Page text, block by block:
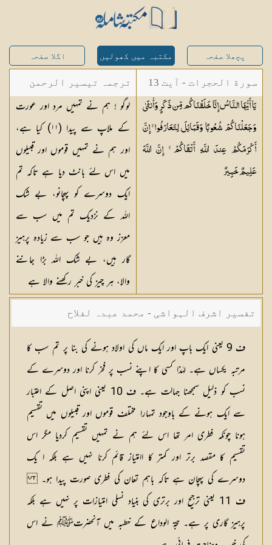
پچھلا صفحہ مکتبہ میں کھولیں اگلا صفحہ
سورة الحجرات - آیت 13
يَا أَيُّهَا النَّاسُ إِنَّا خَلَقْنَاكُم مِّن ذَكَرٍ وَأُنثَىٰ
وَجَعَلْنَاكُمْ شُعُوبًا وَقَبَائِلَ لِتَعَارَفُوا ۚ إِنَّ
أَكْرَمَكُمْ عِندَ اللَّهِ أَتْقَاكُمْ ۚ إِنَّ اللَّهَ
عَلِيمٌخَبِيرٌ
ترجمہ تیسیر الرحمن
لبیان القرآن - محمد
لقمان سلفی
لوگو ! ہم نے تمہیں مرد اور عورت
کے ملاپ سے پیدا (١١) کیا ہے،
اور ہم نے تمہیں قوموں اور قبیلوں
میں اس لئے بانٹ دیا ہے تاکہ تم
ایک دوسرے کو پہچانو، بے شک
اللہ کے نزدیک تم میں سب سے
معزز وہ ہیں جو سب سے زیادہ پرہیز
گار ہیں، بے شک اللہ بڑا جاننے
والا، ہر چیز کی خبر رکھنے والا ہے
تفسیر اشرف الہواشی - محمد عبدہ لفلاح
ف 9 یعنی ایک باپ اور ایک ماں کی اولاد ہونے کی بنا پر تم سب کا
مرتبہ یکساں ہے۔ لہٰذا کسی کا اپنے نسب پر فخر کرنا اور دوسرے کے
نسب کو ذلیل سمجھنا جہالت ہے۔ ف 10 یعنی اپنی اصل کے اعتبار
سے ایک ہونے کے باوجود تمہارا مختلف قوموں اور قبیلوں میں تقسیم
ہونا چونکہ فطری امر تھا اس لئے ہم نے تمہیں تقسیم کردیا مگر اس
تقسیم کا مقصد برتر اور کمتر کا اامتیاز قائم کرنا نہیں ہے بلکہ ا یک
دوسرے کی پہچان ہے تاکہ باہم تعان کی فطری صورت پیدا ہو۔
ف 11 یعنی ترجیح اور برتری کی بنیاد نسلی امتیازات پر نہیں ہے بلکہ
پرہیز گاری پر ہے۔ حجۃ الوداع کے خطبہ میں آنحضرتﷺ نے اس